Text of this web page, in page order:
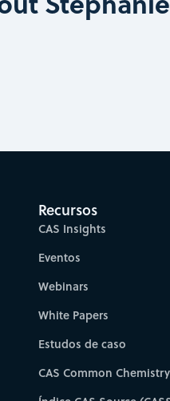
Recursos
CAS Insights
Eventos
Webinars
White Papers
Estudos de caso
CAS Common Chemistry